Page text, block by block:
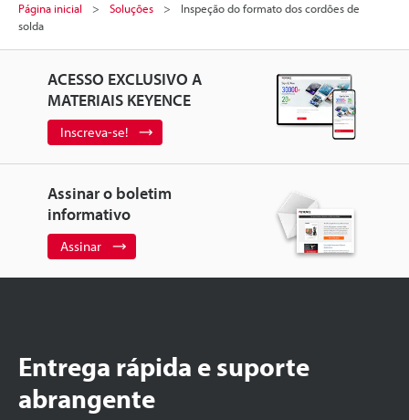
Página inicial Soluções
Inspeção do formato dos cordões de
solda
ACESSO EXCLUSIVO A
MATERIAIS KEYENCE
Inscreva-se!
Assinar o boletim
informativo
Assinar
Entrega rápida e suporte
abrangente